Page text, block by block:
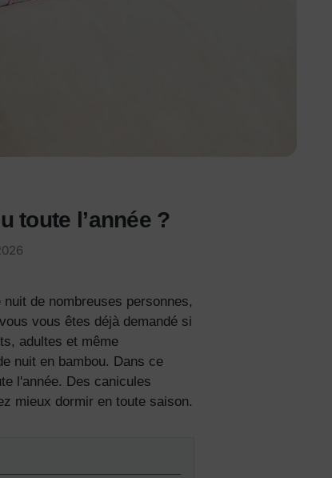
toute l’année ?
de nombreuses personnes,
vous êtes déjà demandé si
adultes et même
nuit en bambou. Dans ce
l'année. Des canicules
mieux dormir en toute saison.